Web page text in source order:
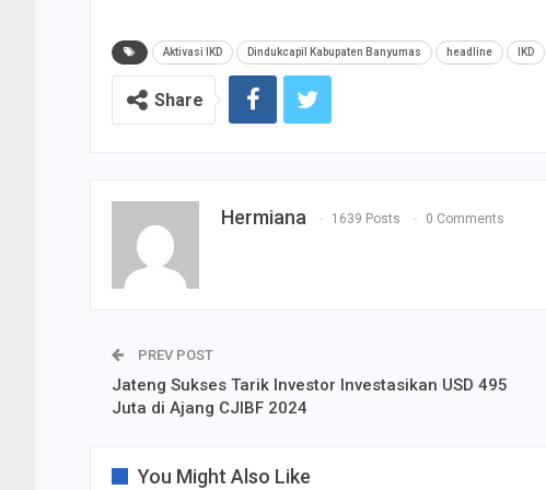
Aktivasi IKD Dindukcapil Kabupaten Banyumas headline IKD
Share
Hermiana 1639 Posts 0 Comments
PREV POST
Jateng Sukses Tarik Investor Investasikan USD 495
Juta di Ajang CJIBF 2024
You Might Also Like